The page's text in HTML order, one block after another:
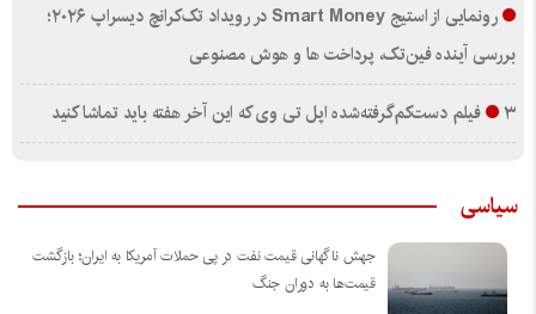
رونمایی از استیج Smart Money در رویداد تک‌کرانچ دیسراپ ۲۰۲۶؛
بررسی آینده فین‌تک، پرداخت‌ ها و هوش مصنوعی
۳ فیلم دست‌کم‌گرفته‌شده اپل تی وی که این آخر هفته باید تماشا کنید
سیاسی
جهش ناگهانی قیمت نفت در پی حملات آمریکا به ایران؛ بازگشت
قیمت‌ها به دوران جنگ